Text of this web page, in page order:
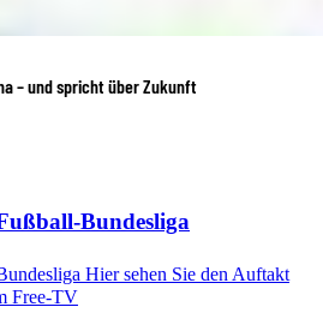
– und spricht über Zukunft
Bundesliga
Hier sehen Sie den Auftakt
Free-TV